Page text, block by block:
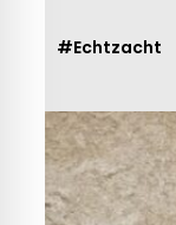
#Echtzacht